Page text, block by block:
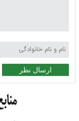
ارسال نظر